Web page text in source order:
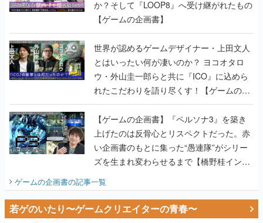
か？そして『LOOP8』へ受け継がれたもの
【ゲームの企画書】
世界が認めるゲームデザイナー・上田文人
とはいったい何が凄いのか？ ヨコオタロ
ウ・外山圭一郎らと共に『ICO』に込めら
れたこだわりを語り尽くす！【ゲームの企
画書】
【ゲームの企画書】『ペルソナ3』を築き
上げたのは反骨心とリスペクトだった。赤
い企画書のもとに集った“愚連隊”がシリー
ズを生まれ変わらせるまで【橋野桂インタ
ゲームの企画書の記事一覧
若ゲのいたり〜ゲームクリエイターの青春〜